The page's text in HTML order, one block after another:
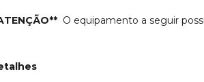
O equipamento a seguir